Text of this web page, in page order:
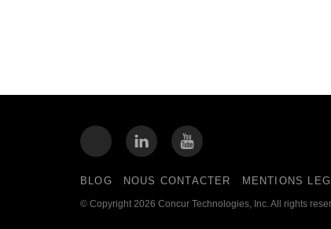
BLOG NOUS CONTACTER MENTIONS
© Copyright 2026 Concur Technologies, Inc. All rights